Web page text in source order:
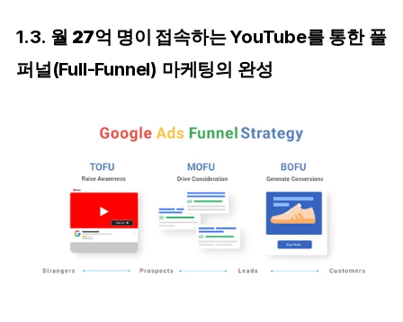
1.3. 월 27억 명이 접속하는 YouTube를 통한 풀
퍼널(Full-Funnel) 마케팅의 완성